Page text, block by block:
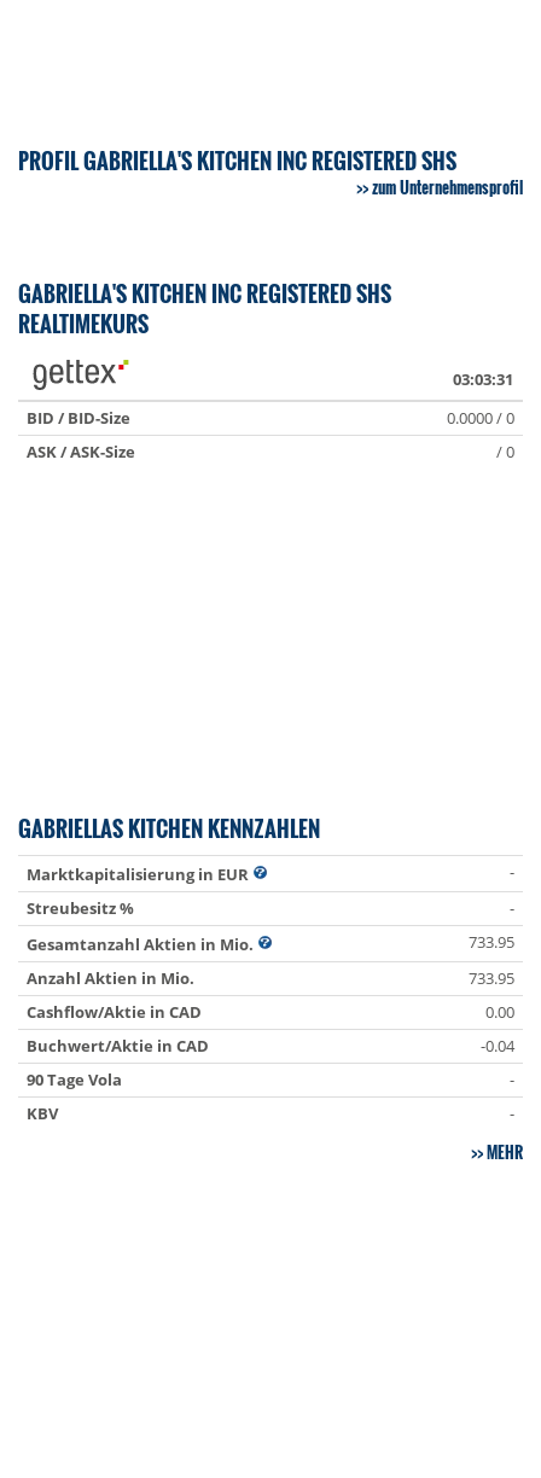
PROFIL GABRIELLA'S KITCHEN INC REGISTERED SHS
zum Unternehmensprofil
GABRIELLA'S KITCHEN INC REGISTERED SHS
REALTIMEKURS
03:03:31
BID / BID-Size
0.0000 / 0
ASK / ASK-Size
/ 0
GABRIELLAS KITCHEN KENNZAHLEN
Marktkapitalisierung in EUR
-
Streubesitz %
-
Gesamtanzahl Aktien in Mio.
733.95
Anzahl Aktien in Mio.
733.95
Cashflow/Aktie in CAD
0.00
Buchwert/Aktie in CAD
-0.04
90 Tage Vola
-
KBV
-
MEHR